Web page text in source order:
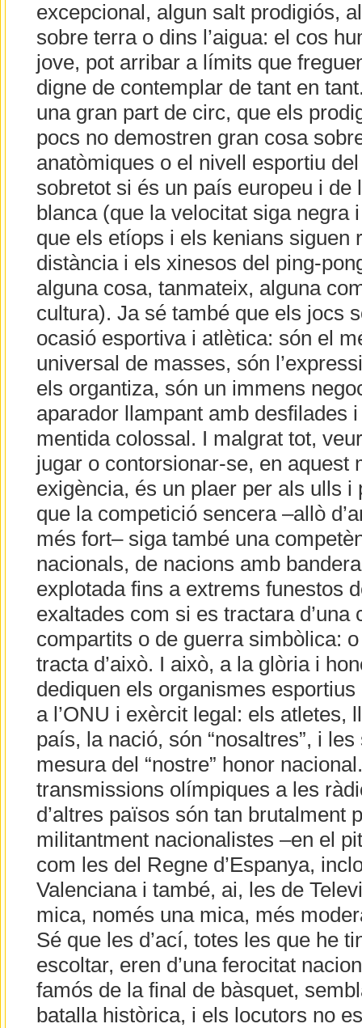
excepcional, algun salt prodigiós,
sobre terra o dins l’aigua: el cos
jove, pot arribar a límits que
digne de contemplar de tant en
una gran part de circ, que els
pocs no demostren gran cosa
anatòmiques o el nivell esportiu
sobretot si és un país europeu i de
blanca (que la velocitat siga negra
que els etíops i els kenians siguen
distància i els xinesos del ping-
alguna cosa, tanmateix, alguna
cultura). Ja sé també que els jocs
ocasió esportiva i atlètica: són el
universal de masses, són
els organtiza, són un immens
aparador llampant amb desfilades
mentida colossal. I malgrat tot,
jugar o contorsionar-se, en aquest
exigència, és un plaer per als ulls i
que la competició sencera –allò
més fort– siga també una
nacionals, de nacions amb
explotada fins a extrems funestos
exaltades com si es tractara d’una
compartits o de guerra simbòlica:
tracta d’això. I això, a la glòria i
dediquen els organismes
a l’ONU i exèrcit legal: els atletes,
país, la nació, són “nosaltres”, i
mesura del “nostre” honor
transmissions olímpiques a les
d’altres països són tan brutalment
militantment nacionalistes –en el
com les del Regne d’Espanya,
Valenciana i també, ai, les de
mica, només una mica, més
Sé que les d’ací, totes les que he
escoltar, eren d’una ferocitat
famós de la final de bàsquet,
batalla històrica, i els locutors no